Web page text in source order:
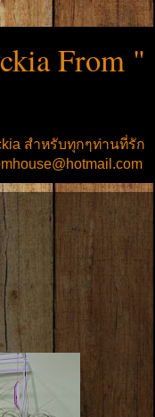
From "
สำหรับทุกๆท่านที่รัก